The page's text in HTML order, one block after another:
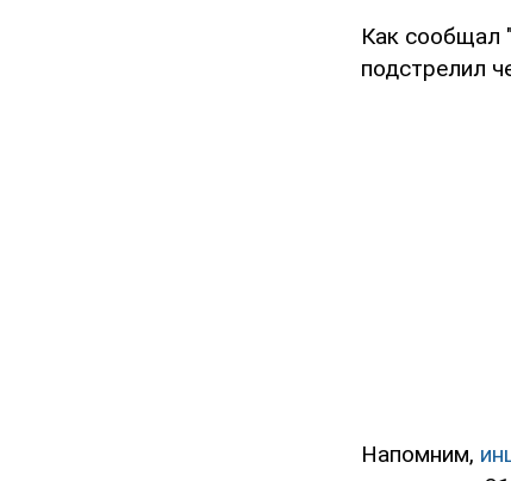
Как сообщал
подстрелил
Напомним,